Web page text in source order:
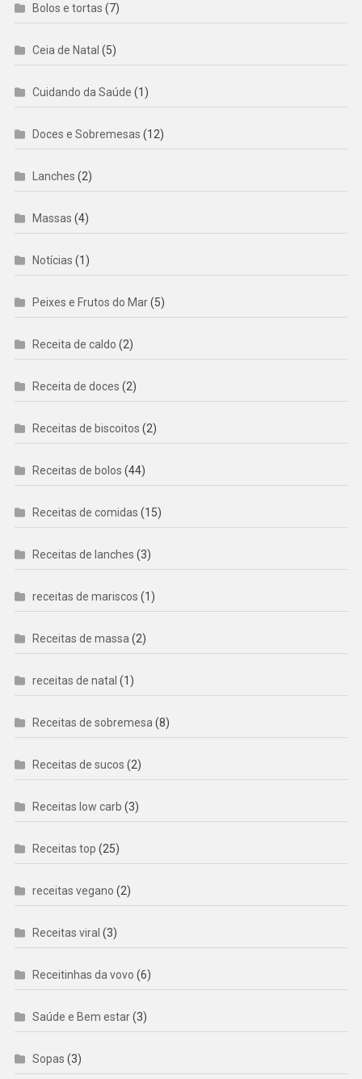
Bolos e tortas (7)
Ceia de Natal (5)
Cuidando da Saúde (1)
Doces e Sobremesas (12)
Lanches (2)
Massas (4)
Notícias (1)
Peixes e Frutos do Mar(5)
Receita de caldo (2)
Receita de doces (2)
Receitas de biscoitos (2)
Receitas de bolos (44)
Receitas de comidas (15)
Receitas de lanches (3)
receitas de mariscos (1)
Receitas de massa(2)
receitas de natal (1)
Receitas de sobremesa(8)
Receitas de sucos (2)
Receitas low carb (3)
Receitas top (25)
receitas vegano (2)
Receitas viral (3)
Receitinhas da vovo (6)
Saúde e Bem estar(3)
Sopas (3)